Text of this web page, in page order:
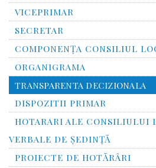
VICEPRIMAR
SECRETAR
COMPONENȚA CONSILIUL
ORGANIGRAMA
TRANSPARENTA DECIZIONALA
DISPOZITII PRIMAR
HOTARARI ALE CONSILIULUI
VERBALE DE ȘEDINȚĂ
PROIECTE DE HOTĂRÂRI